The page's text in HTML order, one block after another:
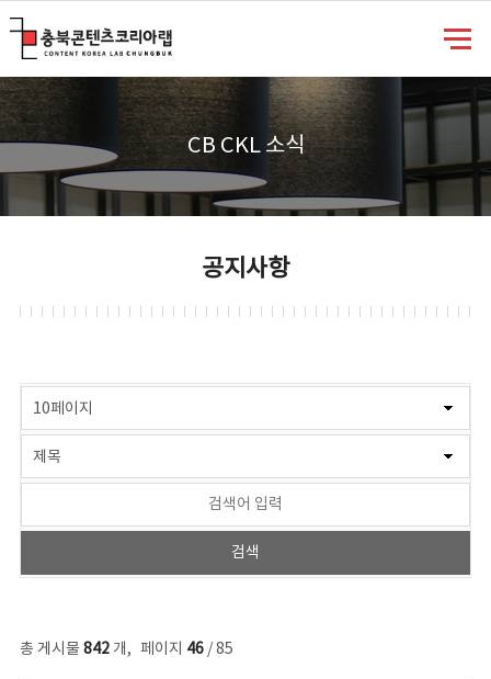
CB CKL 소식
공지사항
총 게시물 842개, 페이지 46/ 85